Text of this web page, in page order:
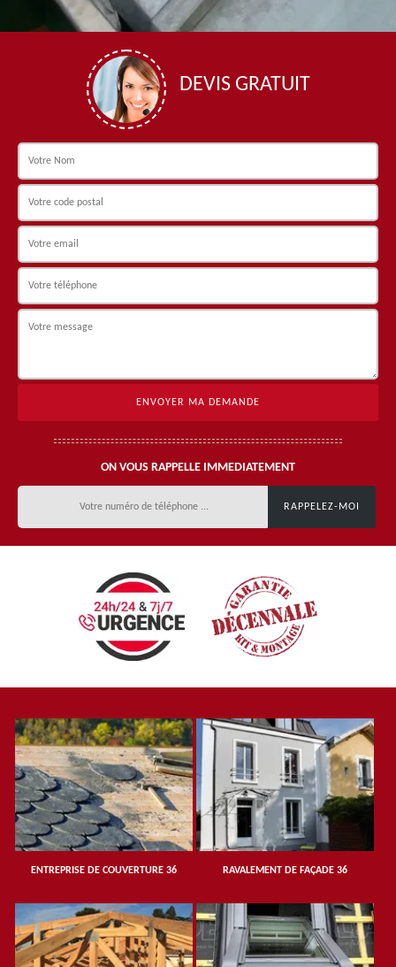
DEVIS GRATUIT
ON VOUS RAPPELLE IMMEDIATEMENT
ENTREPRISE DE COUVERTURE 36 RAVALEMENT DE FAÇADE 36